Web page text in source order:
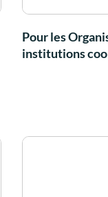
Pour les
institutions